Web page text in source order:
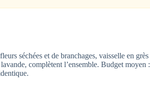
séchées et de branchages, vaisselle en
complètent l’ensemble. Budget